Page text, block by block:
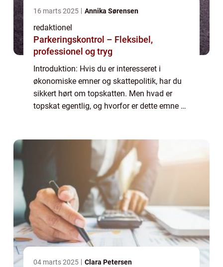
16 marts 2025 Annika Sørensen
redaktionel
Parkeringskontrol – Fleksibel,
professionel og tryg
Introduktion: Hvis du er interesseret i
økonomiske emner og skattepolitik, har du
sikkert hørt om topskatten. Men hvad er
topskat egentlig, og hvorfor er dette emne så
04 marts 2025 Clara Petersen